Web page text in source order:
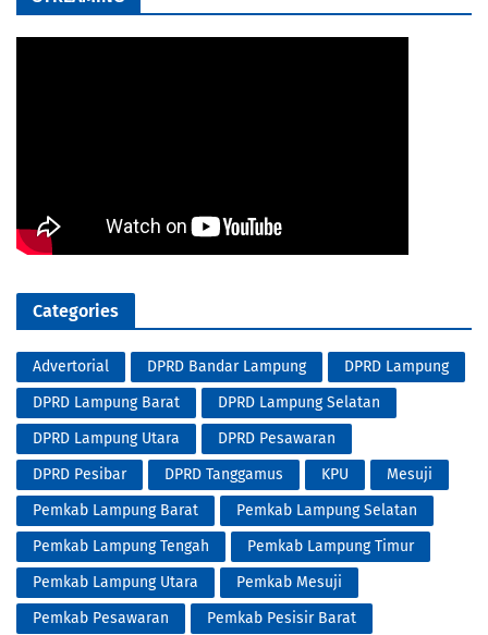
Categories
Advertorial DPRD Bandar Lampung
DPRD Lampung
DPRD Lampung Barat
DPRD Lampung Selatan
DPRD Lampung Utara
DPRD Pesawaran
DPRD Pesibar
DPRD Tanggamus KPU
Mesuji
Pemkab Lampung Barat
Pemkab Lampung Selatan
Pemkab Lampung Tengah
Pemkab Lampung Timur
Pemkab Lampung Utara
Pemkab Mesuji
Pemkab Pesawaran
Pemkab Pesisir Barat